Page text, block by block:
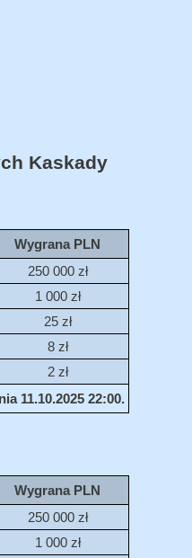
Kaskady
Wygrana PLN
250 000 zł
1 000 zł
25 zł
8 zł
2 zł
11.10.2025 22:00.
Wygrana PLN
250 000 zł
1 000 zł